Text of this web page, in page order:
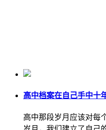
高中档案在自己手中十
高中那段岁月应该对每